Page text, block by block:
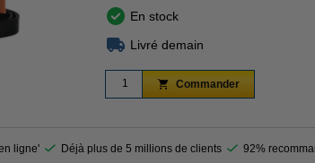
En stock
Livré demain
Commander
ligne' Déjà plus de 5 millions de clients 92%